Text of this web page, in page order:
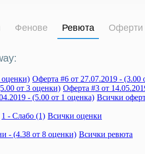
Фенове Ревюта Оферти
оценки) Оферта #6 от 27.07.2019 - (3.00
от 3 оценки) Оферта #3 от
- (5.00 от 1 оценка) Всички
1 - Слабо (1) Всички оценки
- (4.38 от 8 оценки) Всички ревюта